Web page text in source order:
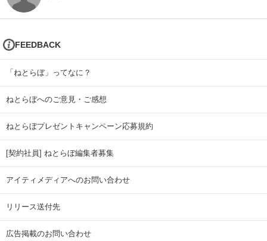
FEEDBACK
「ねとらぼ」ってなに？
ねとらぼへのご意見・ご感想
ねとらぼプレゼントキャンペーン応募規約
[契約社員] ねとらぼ編集者募集
アイティメディアへのお問い合わせ
リリース送付先
広告掲載のお問い合わせ